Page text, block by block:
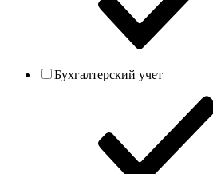
Бухгалтерский учет